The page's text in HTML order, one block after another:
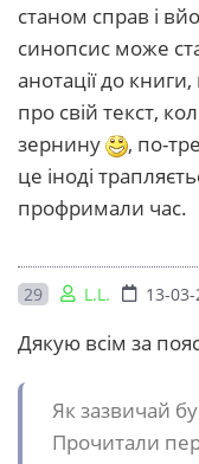
станом справ і
синопсис може
анотації до
про свій текст,
зернину
, по-
це іноді
профримали час.
29 L.L. 13-
Дякую всім за
Як зазвичай
Прочитали